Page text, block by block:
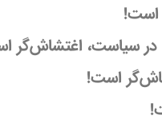
است!
در سیاست، اغتشاش‌گر
است!